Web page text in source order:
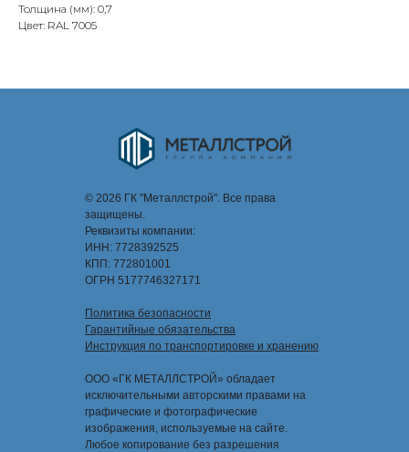
Толщина (мм): 0,7
Цвет: RAL 7005
© 2026 ГК "Металлстрой". Все права
защищены.
Реквизиты компании:
ИНН: 7728392525
КПП: 772801001
ОГРН 5177746327171
Политика безопасности
Гарантийные обязательства
Инструкция по транспортировке и хранению
ООО «ГК МЕТАЛЛСТРОЙ» обладает
исключительными авторскими правами на
графические и фотографические
изображения, используемые на сайте.
Любое копирование без разрешения